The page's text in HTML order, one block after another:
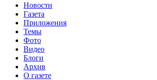
Новости
Газета
Приложения
Темы
Фото
Видео
Блоги
Архив
О газете